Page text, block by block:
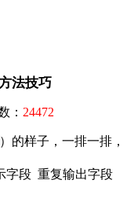
法技巧
： 24472
的样子，一排一排，
段 重复输出字段